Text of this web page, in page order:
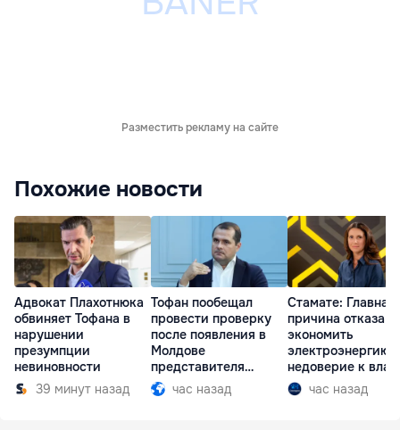
Разместить рекламу на сайте
Похожие новости
Адвокат Плахотнюка
обвиняет Тофана в
нарушении
презумпции
невиновности
39 минут назад
Тофан пообещал
провести проверку
после появления в
Молдове
представителя
Южной Осетии
час назад
Стамате: Главная
причина отказа
экономить
электроэнергию
недоверие к
час назад